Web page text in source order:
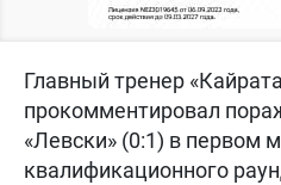
Главный тренер
прокомментировал
«Левски» (0:1) в первом
квалификационного